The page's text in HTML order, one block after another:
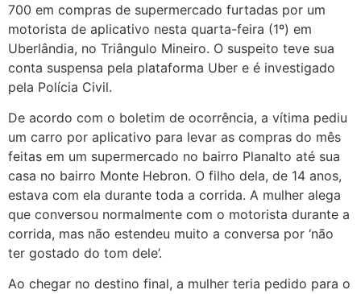
700 em compras de supermercado furtadas por um
motorista de aplicativo nesta quarta-feira (1º) em
Uberlândia, no Triângulo Mineiro. O suspeito teve sua
conta suspensa pela plataforma Uber e é investigado
pela Polícia Civil.
De acordo com o boletim de ocorrência, a vítima pediu
um carro por aplicativo para levar as compras do mês
feitas em um supermercado no bairro Planalto até sua
casa no bairro Monte Hebron. O filho dela, de 14 anos,
estava com ela durante toda a corrida. A mulher alega
que conversou normalmente com o motorista durante a
corrida, mas não estendeu muito a conversa por ‘não
ter gostado do tom dele’.
Ao chegar no destino final, a mulher teria pedido para o